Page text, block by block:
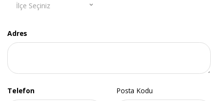
İlçe Seçiniz
Adres
Telefon Posta Kodu